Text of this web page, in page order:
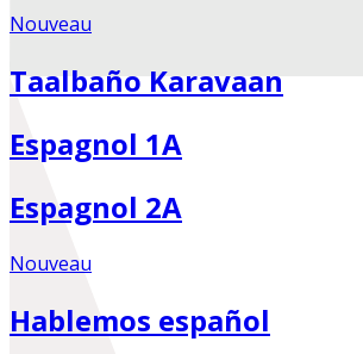
Nouveau
Taalbaño Karavaan
Espagnol 1A
Espagnol 2A
Nouveau
Hablemos español